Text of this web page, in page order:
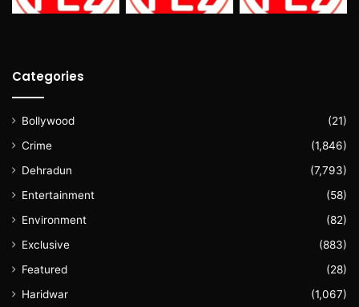
Categories
Bollywood
(21)
Crime
(1,846)
Dehradun
(7,793)
Entertainment
(58)
Environment
(82)
Exclusive
(883)
Featured
(28)
Haridwar
(1,067)